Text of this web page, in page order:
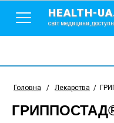
HEALTH-
світ медицини,
Головна / Лекарства /
ГРИППОСТАД®